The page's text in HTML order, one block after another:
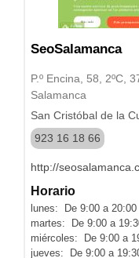
SeoSalamanca
P.º Encina, 58, 2ºC,
Salamanca
San Cristóbal de la
923 16 18 66
http://
Horario
lunes: De 9:00 a 20:00
martes: De 9:00 a
miércoles: De 9:00 a
jueves: De 9:00 a